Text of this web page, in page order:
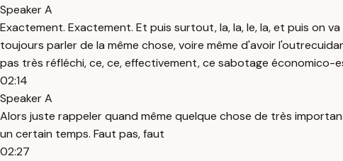
Speaker A
Exactement. Exactement. Et puis surtout, la, la, le, la, et puis on
toujours parler de la même chose, voire même d'avoir
pas très réfléchi, ce, ce, effectivement, ce sabotage économico-
02:14
Speaker A
Alors juste rappeler quand même quelque chose de très
un certain temps. Faut pas, faut
02:27